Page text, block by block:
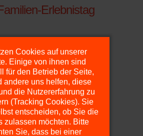
Erlebnistag
Cookies auf unserer
Einige von ihnen sind
für den Betrieb der Seite,
andere uns helfen, diese
die Nutzererfahrung zu
(Tracking Cookies). Sie
entscheiden, ob Sie die
zulassen möchten. Bitte
Sie, dass bei einer